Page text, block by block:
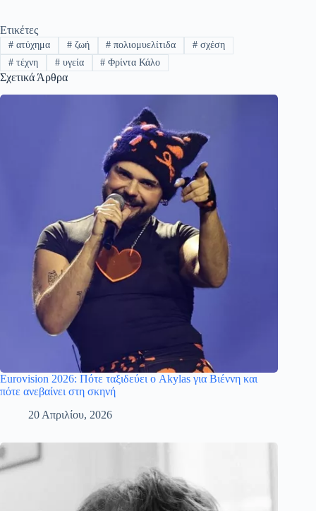
Ετικέτες
#ατύχημα #ζωή # πολιομυελίτιδα # σχέση
#τέχνη #υγεία # Φρίντα Κάλο
Σχετικά Άρθρα
Eurovision 2026: Πότε ταξιδεύει ο Akylas για Βιέννη και
πότε ανεβαίνει στη σκηνή
20 Απριλίου, 2026